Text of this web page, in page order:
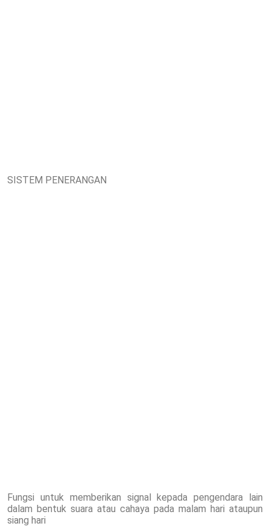
SISTEM PENERANGAN
Fungsi untuk memberikan signal kepada pengendara lain
dalam bentuk suara atau cahaya pada malam hari ataupun
siang hari